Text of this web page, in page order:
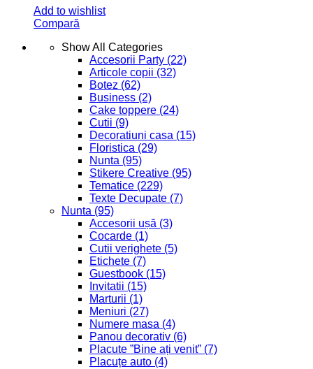
Add to wishlist
Compară
Show All Categories
Accesorii Party (22)
Articole copii (32)
Botez (62)
Business (2)
Cake toppere (24)
Cutii (9)
Decoratiuni casa (15)
Floristica (29)
Nunta (95)
Stikere Creative (95)
Tematice (229)
Texte Decupate (7)
Nunta (95)
Accesorii ușă (3)
Cocarde (1)
Cutii verighete (5)
Etichete (7)
Guestbook (15)
Invitatii (15)
Marturii (1)
Meniuri (27)
Numere masa (4)
Panou decorativ (6)
Placute ”Bine ați venit” (7)
Placuțe auto (4)